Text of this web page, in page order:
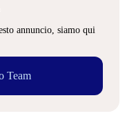
annuncio, siamo qui
Team